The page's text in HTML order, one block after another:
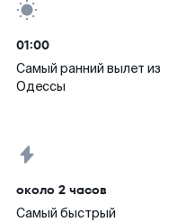
01:00
Самый ранний вылет из
Одессы
около 2 часов
Самый быстрый